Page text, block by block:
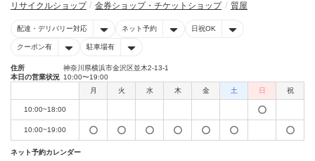
リサイクルショップ 金券ショップ・チケットショップ 質屋
配達・デリバリー対応 ネット予約 日祝OK
クーポン有 駐車場有
住所
神奈川県横浜市金沢区並木2-13-1
本日の営業状況 10:00〜19:00
月
火 水 木 金 土 日 祝
10:00~18:00
10:00~19:00
ネット予約カレンダー